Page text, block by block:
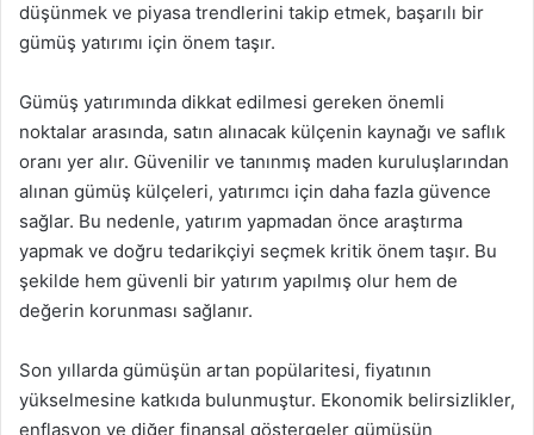
düşünmek ve piyasa trendlerini takip etmek, başarılı bir
gümüş yatırımı için önem taşır.
Gümüş yatırımında dikkat edilmesi gereken önemli
noktalar arasında, satın alınacak külçenin kaynağı ve saflık
oranı yer alır. Güvenilir ve tanınmış maden kuruluşlarından
alınan gümüş külçeleri, yatırımcı için daha fazla güvence
sağlar. Bu nedenle, yatırım yapmadan önce araştırma
yapmak ve doğru tedarikçiyi seçmek kritik önem taşır. Bu
şekilde hem güvenli bir yatırım yapılmış olur hem de
değerin korunması sağlanır.
Son yıllarda gümüşün artan popülaritesi, fiyatının
yükselmesine katkıda bulunmuştur. Ekonomik belirsizlikler,
enflasyon ve diğer finansal göstergeler gümüşün